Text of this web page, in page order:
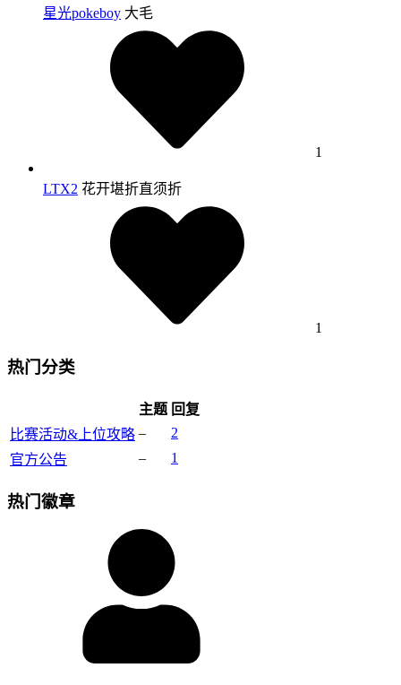
星光pokeboy 大毛
1
LTX2 花开堪折直须折
1
热门分类
主题 回复
比赛活动&上位攻略 –
2
官方公告
– 1
热门徽章